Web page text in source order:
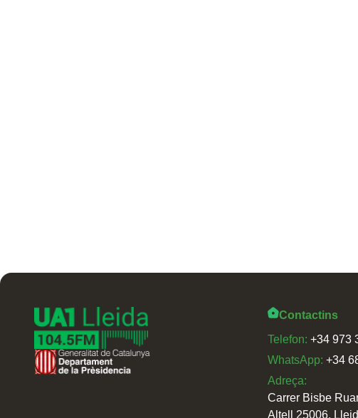
Contactins
Telefon: +34 973
WhatsApp: +34
Adreça:
Carrer Bisbe
Altell 25006,